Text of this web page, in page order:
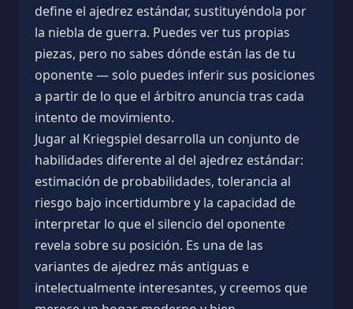
define el ajedrez estándar, sustituyéndola por
la niebla de guerra. Puedes ver tus propias
piezas, pero no sabes dónde están las de tu
oponente — solo puedes inferir sus posiciones
a partir de lo que el árbitro anuncia tras cada
intento de movimiento.
Jugar al Kriegspiel desarrolla un conjunto de
habilidades diferente al del ajedrez estándar:
estimación de probabilidades, tolerancia al
riesgo bajo incertidumbre y la capacidad de
interpretar lo que el silencio del oponente
revela sobre su posición. Es una de las
variantes de ajedrez más antiguas e
intelectualmente interesantes, y creemos que